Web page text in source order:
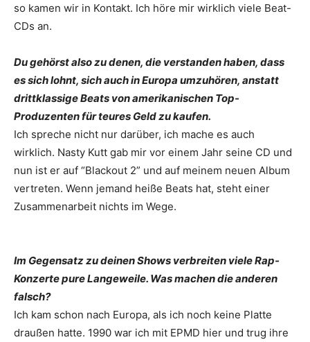
so kamen wir in Kontakt. Ich höre mir wirklich viele Beat-
CDs an.
Du gehörst also zu denen, die verstanden haben, dass
es sich lohnt, sich auch in Europa umzuhören, anstatt
drittklassige Beats von amerikanischen Top-
Produzenten für teures Geld zu kaufen.
Ich spreche nicht nur darüber, ich mache es auch
wirklich. Nasty Kutt gab mir vor einem Jahr seine CD und
nun ist er auf “Blackout 2” und auf meinem neuen Album
vertreten. Wenn jemand heiße Beats hat, steht einer
Zusammenarbeit nichts im Wege.
Im Gegensatz zu deinen Shows verbreiten viele Rap-
Konzerte pure Langeweile. Was machen die anderen
falsch?
Ich kam schon nach Europa, als ich noch keine Platte
draußen hatte. 1990 war ich mit EPMD hier und trug ihre